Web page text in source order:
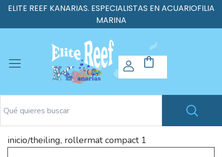
ELITE REEF KANARIAS. ESPECIALISTAS EN ACUARIOFILIA
MARINA
inicio/theiling, rollermat compact 1